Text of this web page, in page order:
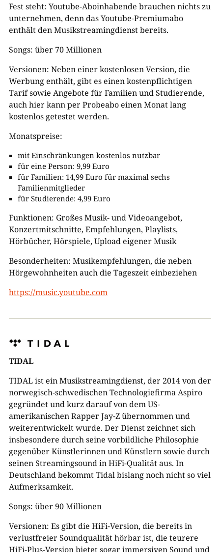
Fest steht: Youtube-Aboinhabende brauchen nichts zu
unternehmen, denn das Youtube-Premiumabo
enthält den Musikstreamingdienst bereits.
Songs: über 70 Millionen
Versionen: Neben einer kostenlosen Version, die
Werbung enthält, gibt es einen kostenpflichtigen
Tarif sowie Angebote für Familien und Studierende,
auch hier kann per Probeabo einen Monat lang
kostenlos getestet werden.
Monatspreise:
mit Einschränkungen kostenlos nutzbar
für eine Person: 9,99 Euro
für Familien: 14,99 Euro für maximal sechs
Familienmitglieder
für Studierende: 4,99 Euro
Funktionen: Großes Musik- und Videoangebot,
Konzertmitschnitte, Empfehlungen, Playlists,
Hörbücher, Hörspiele, Upload eigener Musik
Besonderheiten: Musikempfehlungen, die neben
Hörgewohnheiten auch die Tageszeit einbeziehen
https://music.youtube.com
TIDAL
TIDAL ist ein Musikstreamingdienst, der 2014 von der
norwegisch-schwedischen Technologiefirma Aspiro
gegründet und kurz darauf von dem US-
amerikanischen Rapper Jay-Z übernommen und
weiterentwickelt wurde. Der Dienst zeichnet sich
insbesondere durch seine vorbildliche Philosophie
gegenüber Künstlerinnen und Künstlern sowie durch
seinen Streamingsound in HiFi-Qualität aus. In
Deutschland bekommt Tidal bislang noch nicht so viel
Aufmerksamkeit.
Songs: über 90 Millionen
Versionen: Es gibt die HiFi-Version, die bereits in
verlustfreier Soundqualität hörbar ist, die teurere
HiFi-Plus-Version bietet sogar immersiven Sound und